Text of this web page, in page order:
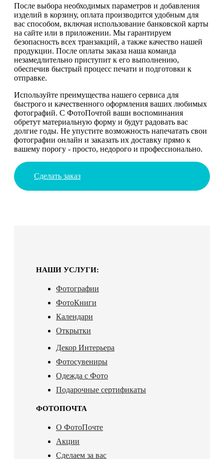
После выбора необходимых параметров и добавления
изделий в корзину, оплата производится удобным для
вас способом, включая использование банковской карты
на сайте или в приложении. Мы гарантируем
безопасность всех транзакций, а также качество нашей
продукции. После оплаты заказа наша команда
незамедлительно приступит к его выполнению,
обеспечив быстрый процесс печати и подготовки к
отправке.
Используйте преимущества нашего сервиса для
быстрого и качественного оформления ваших любимых
фотографий. С ФотоПочтой ваши воспоминания
обретут материальную форму и будут радовать вас
долгие годы. Не упустите возможность напечатать свои
фотографии онлайн и заказать их доставку прямо к
вашему порогу - просто, недорого и профессионально.
Сделать заказ
НАШИ УСЛУГИ:
Фотографии
ФотоКниги
Календари
Открытки
Декор Интерьера
Фотосувениры
Одежда с Фото
Подарочные сертификаты
ФОТОПОЧТА
О ФотоПочте
Акции
Сделаем за вас